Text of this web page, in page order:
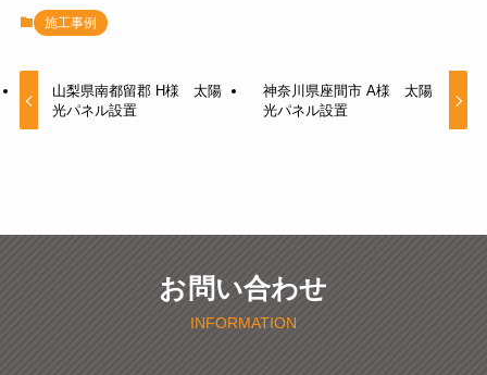
施工事例
山梨県南都留郡 H様 太陽
光パネル設置
神奈川県座間市 A様 太陽
光パネル設置
お問い合わせ
INFORMATION